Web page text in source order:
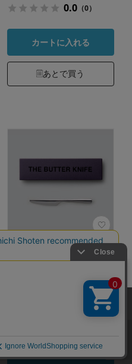
0.0（0）
カートに入れる
あとで買う
THE BUTTER
カラー：200 MIRROR
覧履歴・属性情報などの取得およ
）を使用いたします。詳細に